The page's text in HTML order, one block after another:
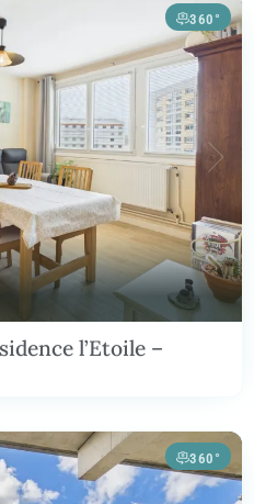
360°
l’Etoile –
360°